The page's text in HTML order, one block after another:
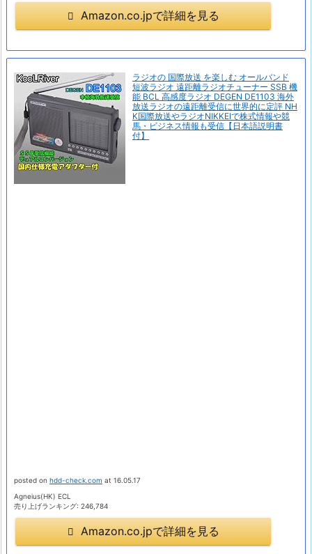
Amazon.co.jpで詳細を見る
ラジオの 国際放送 を楽しむ オールバンド
短波ラジオ 遠距離ラジオチューナー SSB 機
能 BCL 高感度ラジオ DEGEN DE1103 海外
放送ラジオの遠距離受信に世界的に定評 NH
K国際放送やラジオNIKKEIで株式情報や競
馬・ビジネス情報も受信【日本語説明書
付】
posted on hdd-check.com at 16.05.17
Agneius(HK) ECL
売り上げランキング: 246,784
Amazon.co.jpで詳細を見る